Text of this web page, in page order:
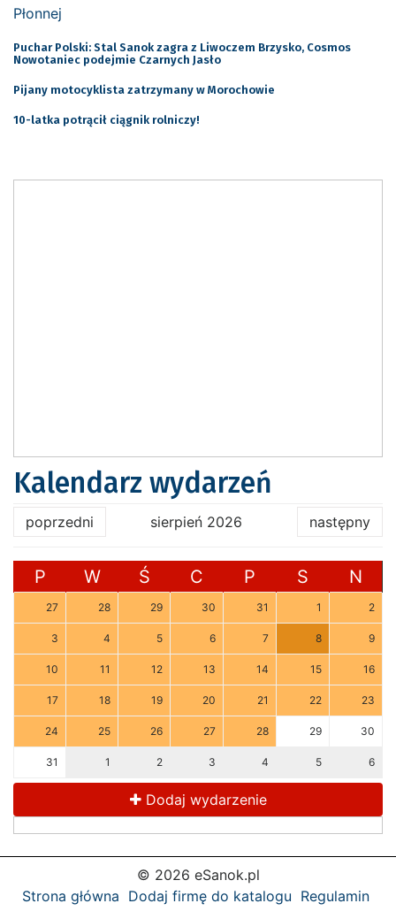
Puchar Polski: Stal Sanok zagra z Liwoczem Brzysko, Cosmos
Nowotaniec podejmie Czarnych Jasło
Pijany motocyklista zatrzymany w Morochowie
10-latka potrącił ciągnik rolniczy!
Kalendarz wydarzeń
poprzedni sierpień 2026 następny
P W Ś C P S N
27 28 29 30 31 1 2
3 4 5 6 7 8 9
10 11 12 13 14 15 16
17 18 19 20 21 22 23
24 25 26 27 28 29 30
31 1 2 3 4 5 6
Dodaj wydarzenie
© 2026 eSanok.pl
Strona główna Dodaj firmę do katalogu Regulamin